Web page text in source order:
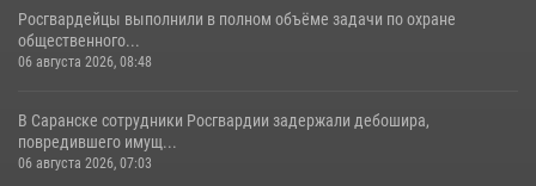
Росгвардейцы выполнили в полном объёме задачи по охране
общественного...
06 августа 2026, 08:48
В Саранске сотрудники Росгвардии задержали дебошира,
повредившего имущ...
06 августа 2026, 07:03